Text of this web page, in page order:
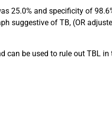
25.0% and specificity of
suggestive of TB, (OR
can be used to rule out TBL